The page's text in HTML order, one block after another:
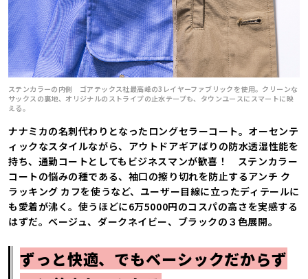
ステンカラーの内側 ゴアテックス社最高峰の3レイヤーファブリックを使用。クリーンな
サックスの裏地、オリジナルのストライプの止水テープも、タウンユースにスマートに映
える。
ナナミカの名刺代わりとなったロングセラーコート。オーセンテ
ィックなスタイルながら、アウトドアギアばりの防水透湿性能を
持ち、通勤コートとしてもビジネスマンが歓喜！ ステンカラー
コートの悩みの種である、袖口の擦り切れを防止するアンチ ク
ラッキング カフを使うなど、ユーザー目線に立ったディテールに
も愛着が沸く。使うほどに6万5000円のコスパの高さを実感する
はずだ。ベージュ、ダークネイビー、ブラックの３色展開。
ずっと快適、でもベーシックだからず